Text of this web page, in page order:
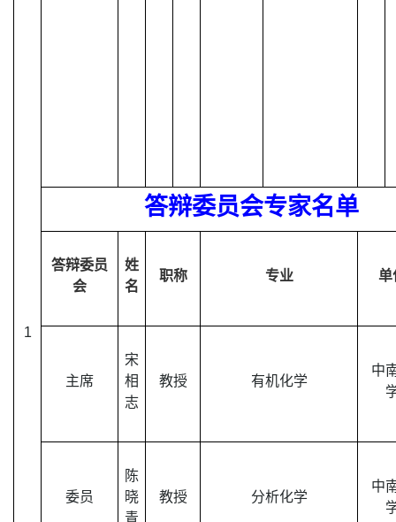
1
答辩委员会专家名单
答辩委员
会
姓
名
职称 专业 单
主席
宋
相
志
教授 有机化学
中
委员
陈
晓
青
教授 分析化学
中